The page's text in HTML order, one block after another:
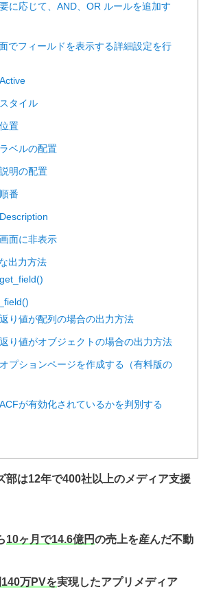
に応じて、AND、OR ルールを追加す
でフィールドを表示する詳細設定を行
タイル
置
ベルの配置
明の配置
番
面に非表示
出力方法
り値が配列の場合の出力方法
り値がオブジェクトの場合の出力方法
プションページを作成する（有料版の
が有効化されているかを判別する
部は12年で400社以上のメディア支援
10ヶ月で14.6億円の売上を産んだ不動
万PVを実現したアプリメディア